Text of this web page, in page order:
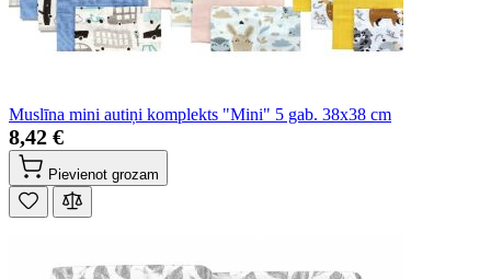
Muslīna mini autiņi komplekts "Mini" 5 gab. 38x38 cm
8,42 €
Pievienot grozam